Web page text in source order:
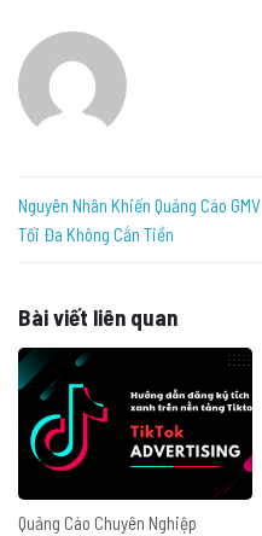
Nguyên Nhân Khiến Quảng Cáo GMV
Tối Đa Không Cắn Tiền
Bài viết liên quan
Quảng Cáo Chuyên Nghiệp